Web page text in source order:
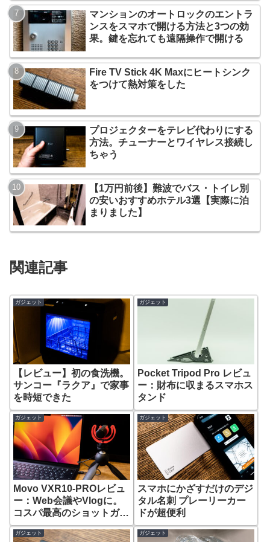
マンションのオートロックのエントラ
ンスをスマホで開ける方法と3つの効
果。鍵を忘れても遠隔操作で開ける
Fire TV Stick 4K Maxにヒートシンク
をつけて熱対策をした
プロジェクターをテレビ代わりにする
方法。チューナーとワイヤレス接続し
ちゃう
【1万円前後】難波でバス・トイレ別
の安いおすすめホテル3選【実際に泊
まりました】
関連記事
ガジェット
【レビュー】初の食洗機。
サンコー『ラクア』で家事
を時短できた
ガジェット
Pocket Tripod Pro レビュ
ー：財布に収まるスマホス
タンド
ガジェット
Movo VXR10-PROレビュ
ー：Web会議やVlogに。
コスパ最高のショットガン
マイク
ガジェット
スマホにかざすだけのデジ
タル名刺 プレーリーカー
ドが超便利
ガジェット ガジェット